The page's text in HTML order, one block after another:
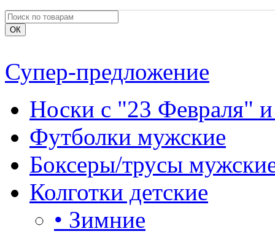
Супер-предложение
Носки с "23 Февраля"
Футболки мужские
Боксеры/трусы
Колготки детские
• Зимние